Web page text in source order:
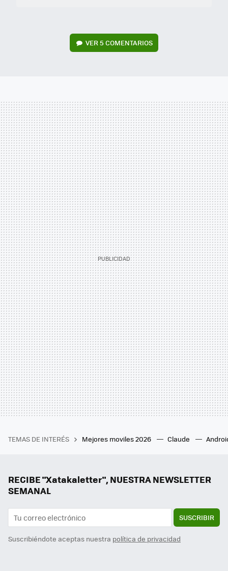
VER5 COMENTARIOS
TEMAS DE INTERÉS Mejores moviles 2026 Claude
RECIBE "Xatakaletter", NUESTRA NEWSLETTER
SEMANAL
SUSCRIBIR
Suscribiéndote aceptas nuestra política de privacidad